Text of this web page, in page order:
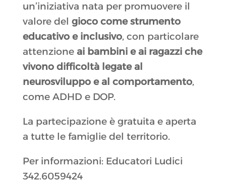
un’iniziativa nata per promuovere il
valore del gioco come strumento
educativo e inclusivo, con particolare
attenzione ai bambini e ai ragazzi che
vivono difficoltà legate al
neurosviluppo e al comportamento,
come ADHD e DOP.
La partecipazione è gratuita e aperta
a tutte le famiglie del territorio.
Per informazioni: Educatori Ludici
342.6059424